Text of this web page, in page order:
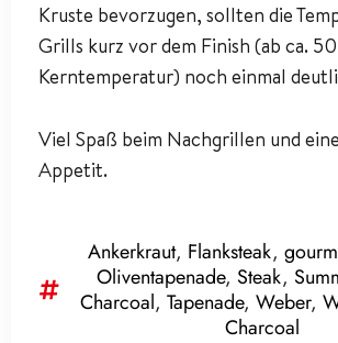
Kruste bevorzugen, sollten die
Grills kurz vor dem Finish (ab ca.
Kerntemperatur) noch einmal
Viel Spaß beim Nachgrillen und
Appetit.
Ankerkraut, Flanksteak,
Oliventapenade, Steak,
Charcoal, Tapenade, Weber,
Charcoal